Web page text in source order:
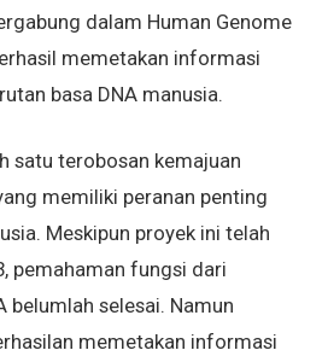
dalam Human Genome
memetakan informasi
basa DNA manusia.
satu terobosan kemajuan
memiliki peranan penting
Meskipun proyek ini telah
pemahaman fungsi dari
belumlah selesai. Namun
memetakan informasi